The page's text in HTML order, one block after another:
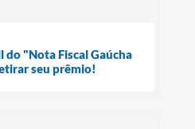
do "Nota Fiscal Gaúcha
seu prêmio!